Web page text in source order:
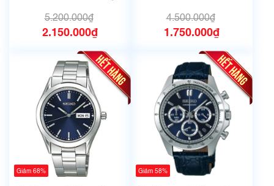
6759
5.200.000₫
2.150.000₫
4.500.000₫
1.750.000₫
Giảm 68% Giảm 58%